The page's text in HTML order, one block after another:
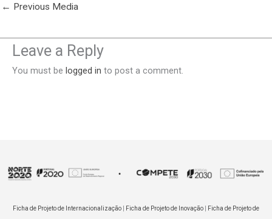
← Previous Media
Leave a Reply
You must be logged in to post a comment.
Ficha de Projeto de Internacionalização Ficha de Projeto de Inovação Ficha de Projeto de